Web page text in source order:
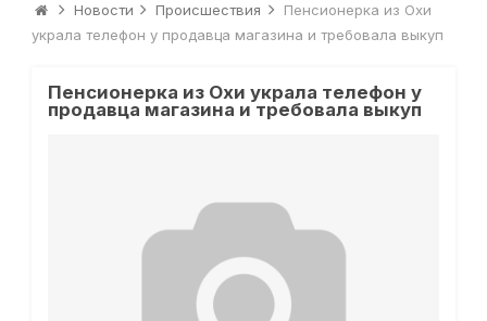
Новости Происшествия
Пенсионерка из Охи
украла телефон у продавца магазина и требовала выкуп
Пенсионерка из Охи украла телефон у
продавца магазина и требовала выкуп